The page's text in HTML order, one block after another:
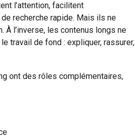
l’attention, facilitent
recherche rapide. Mais ils ne
À l’inverse, les contenus longs ne
travail de fond : expliquer, rassurer,
ont des rôles complémentaires,